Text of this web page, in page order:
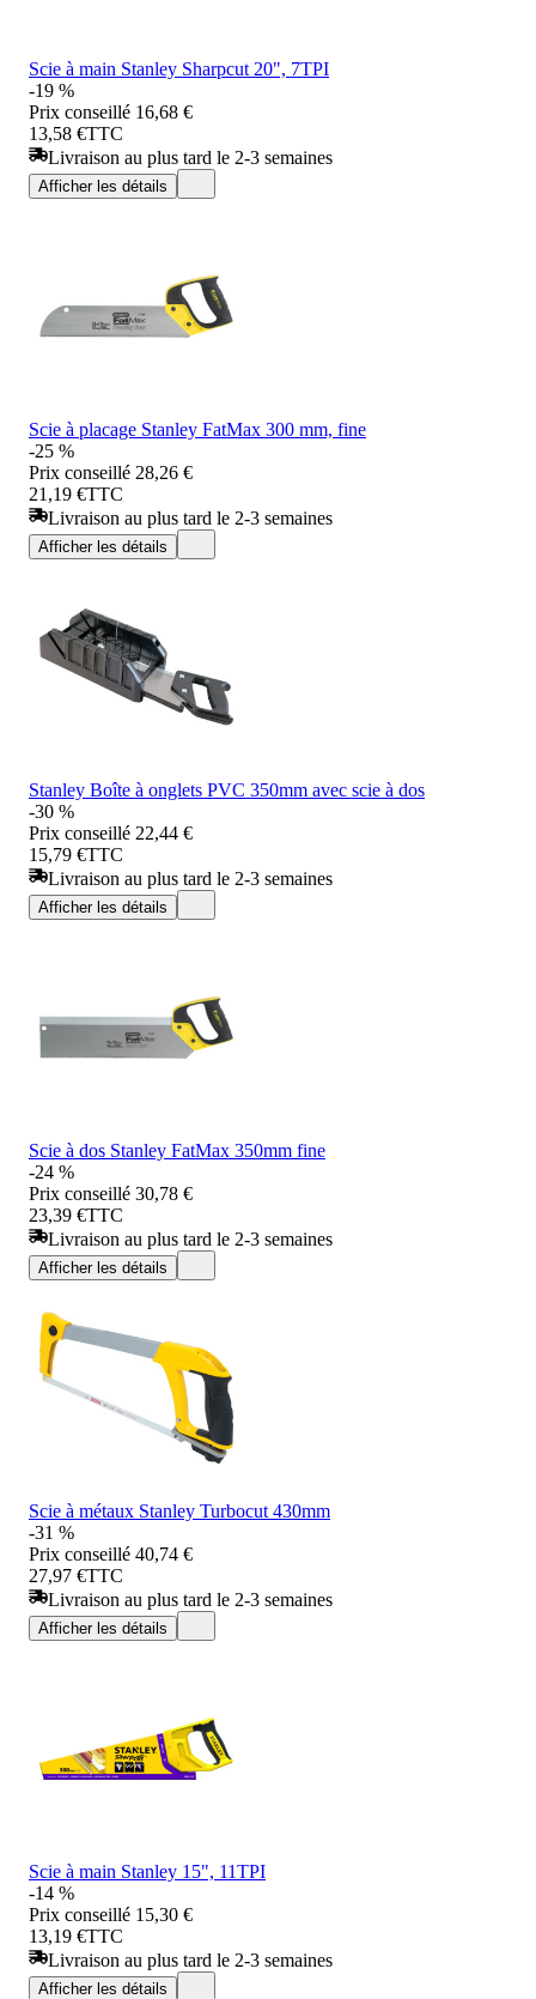
Scie à main Stanley Sharpcut 20", 7TPI
-19 %
Prix conseillé 16,68 €
13,58 €TTC
Livraison au plus tard le 2-3 semaines
Afficher les détails
Scie à placage Stanley FatMax 300 mm, fine
-25 %
Prix conseillé 28,26 €
21,19 €TTC
Livraison au plus tard le 2-3 semaines
Afficher les détails
Stanley Boîte à onglets PVC 350mm avec scie à dos
-30 %
Prix conseillé 22,44 €
15,79 €TTC
Livraison au plus tard le 2-3 semaines
Afficher les détails
Scie à dos Stanley FatMax 350mm fine
-24 %
Prix conseillé 30,78 €
23,39 €TTC
Livraison au plus tard le 2-3 semaines
Afficher les détails
Scie à métaux Stanley Turbocut 430mm
-31 %
Prix conseillé 40,74 €
27,97 €TTC
Livraison au plus tard le 2-3 semaines
Afficher les détails
Scie à main Stanley 15", 11TPI
-14 %
Prix conseillé 15,30 €
13,19 €TTC
Livraison au plus tard le 2-3 semaines
Afficher les détails